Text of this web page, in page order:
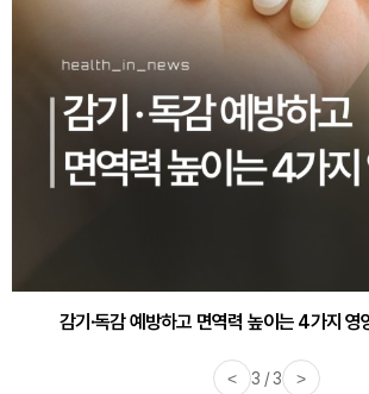
감기·독감 예방하고 면역력 높이는 4가지
< 3 / 3 >